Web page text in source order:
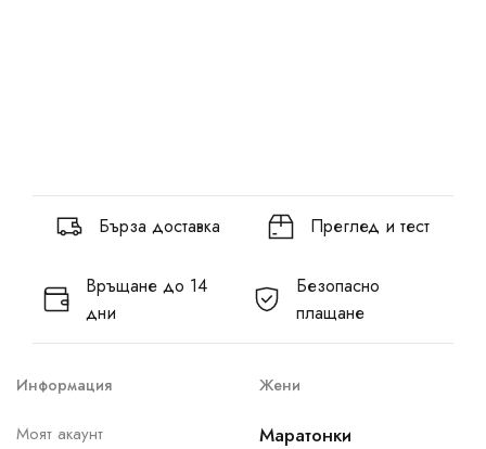
Бърза доставка Преглед и тест
Връщане до 14
дни
Безопасно
плащане
Информация
Моят акаунт
Жени
Маратонки